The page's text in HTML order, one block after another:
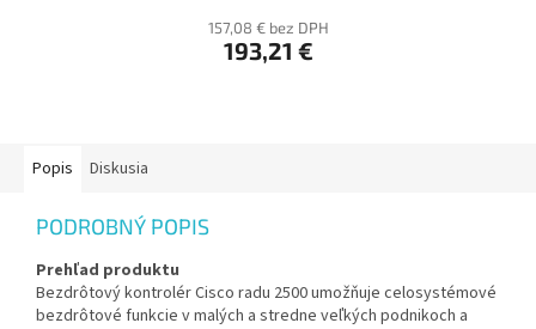
157,08 € bez DPH
193,21 €
Popis Diskusia
PODROBNÝ POPIS
Prehľad produktu
Bezdrôtový kontrolér Cisco radu 2500 umožňuje celosystémové
bezdrôtové funkcie v malých a stredne veľkých podnikoch a